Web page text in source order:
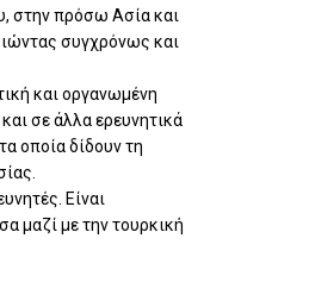
στην πρόσω Ασία και
συγχρόνως και
και οργανωμένη
σε άλλα ερευνητικά
οποία δίδουν τη
Είναι
μαζί με την τουρκική